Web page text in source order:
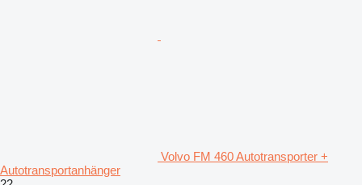
Volvo FM 460 Autotransporter +
Autotransportanhänger